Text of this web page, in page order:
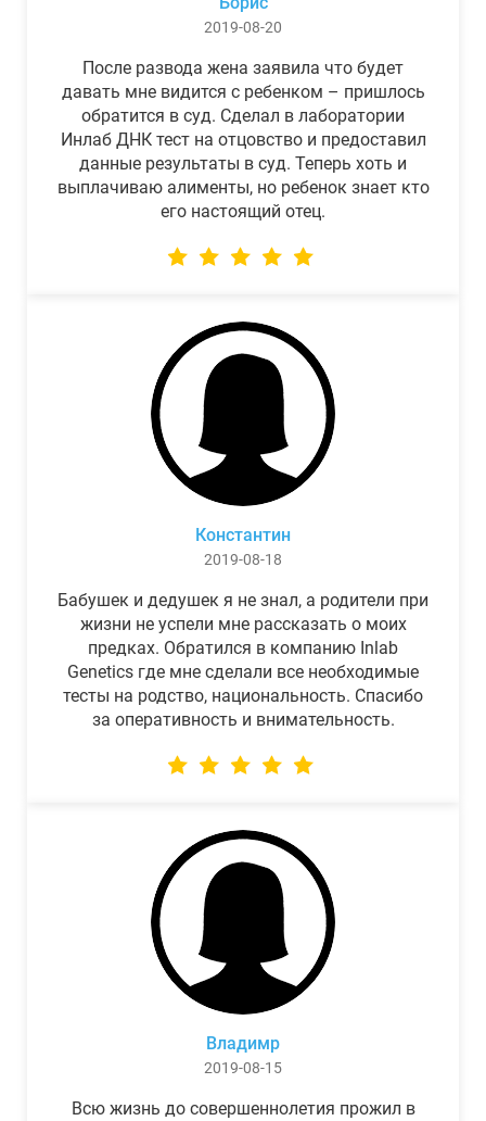
2019-08-20
После развода жена заявила что будет
давать мне видится с ребенком – пришлось
обратится в суд. Сделал в лаборатории
Инлаб ДНК тест на отцовство и предоставил
данные результаты в суд. Теперь хоть и
выплачиваю алименты, но ребенок знает кто
его настоящий отец.
Константин
2019-08-18
Бабушек и дедушек я не знал, а родители при
жизни не успели мне рассказать о моих
предках. Обратился в компанию Inlab
Genetics где мне сделали все необходимые
тесты на родство, национальность. Спасибо
за оперативность и внимательность.
Владимр
2019-08-15
Всю жизнь до совершеннолетия прожил в